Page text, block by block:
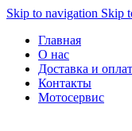
Skip to navigation Skip
Главная
О нас
Доставка и
Контакты
Мотосервис